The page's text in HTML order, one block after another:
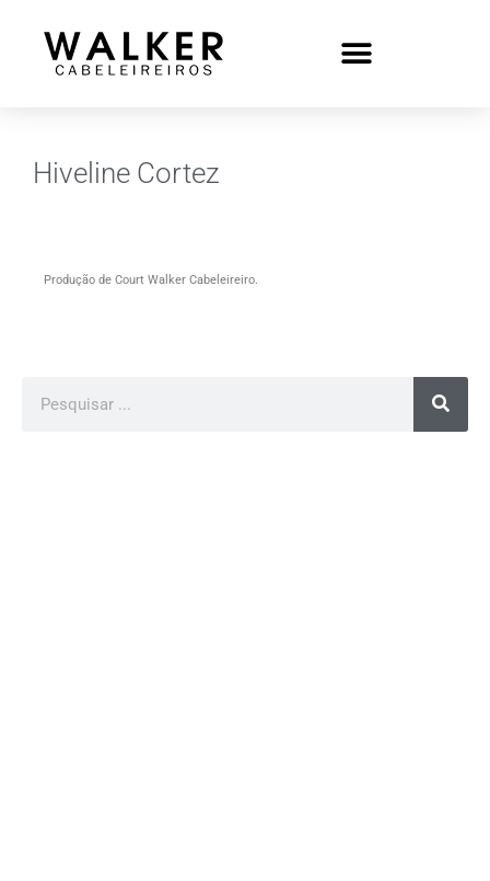
Hiveline Cortez
Produção de Court Walker Cabeleireiro.